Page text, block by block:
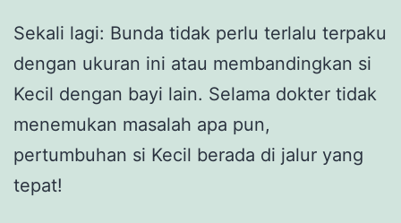
Sekali lagi: Bunda tidak perlu terlalu terpaku
dengan ukuran ini atau membandingkan si
Kecil dengan bayi lain. Selama dokter tidak
menemukan masalah apa pun,
pertumbuhan si Kecil berada di jalur yang
tepat!